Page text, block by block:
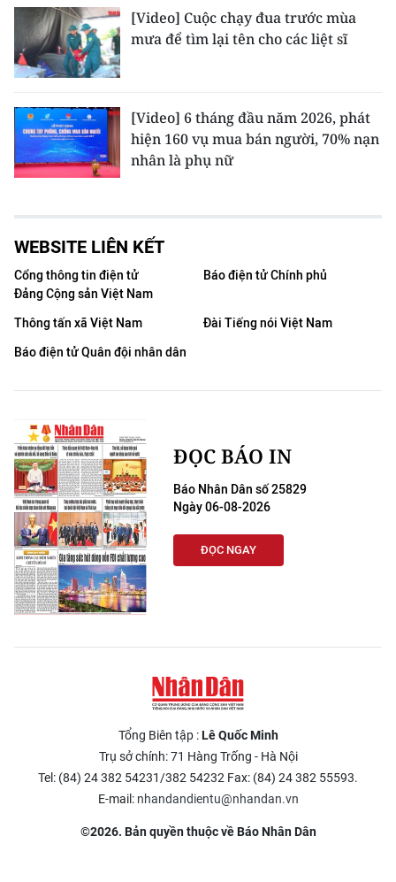
[Video] Cuộc chạy đua trước mùa
mưa để tìm lại tên cho các liệt sĩ
[Video] 6 tháng đầu năm 2026, phát
hiện 160 vụ mua bán người, 70% nạn
nhân là phụ nữ
WEBSITE LIÊN KẾT
Cổng thông tin điện tử
Đảng Cộng sản Việt Nam
Báo điện tử Chính phủ
Thông tấn xã Việt Nam
Đài Tiếng nói Việt Nam
Báo điện tử Quân đội nhân dân
ĐỌC BÁO IN
Báo Nhân Dân số 25829
Ngày 06-08-2026
ĐỌC NGAY
Tổng Biên tập :Lê Quốc Minh
Trụ sở chính: 71 Hàng Trống - Hà Nội
Tel: (84) 24 382 54231/382 54232 Fax: (84) 24 382 55593.
E-mail: nhandandientu@nhandan.vn
©2026. Bản quyền thuộc về Báo Nhân Dân